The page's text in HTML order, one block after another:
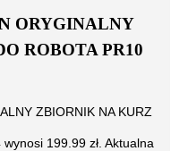
ORYGINALNY
ROBOTA PR10
ZBIORNIK NA KURZ
wynosi 199.99 zł. Aktualna